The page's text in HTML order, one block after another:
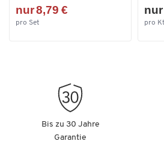
nur 8,79 €
pro Set
nur
pro
Bis zu 30 Jahre
Garantie